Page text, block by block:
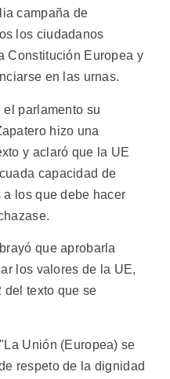
campaña de
los ciudadanos
Constitución Europea y
en las urnas.
el parlamento su
hizo una
y aclaró que la UE
capacidad de
los que debe hacer
que aprobarla
los valores de la UE,
del texto que se
Unión (Europea) se
respeto de la dignidad